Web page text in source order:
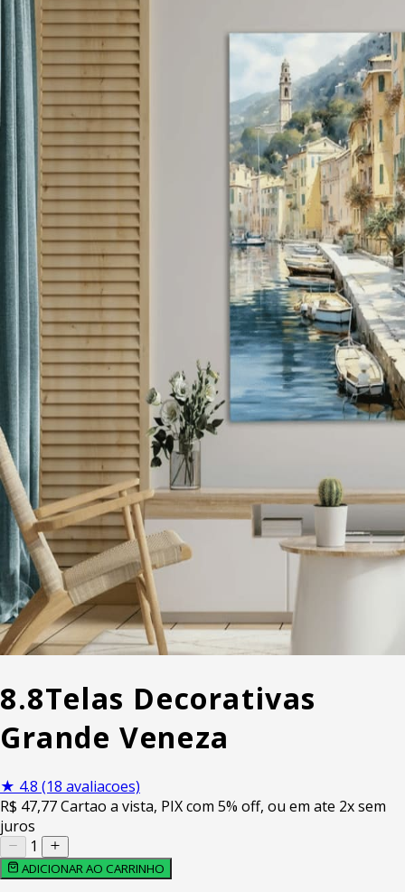
8.8Telas Decorativas
Grande Veneza
★ 4.8 (18 avaliacoes)
R$ 47,77Cartao a vista, PIX com 5% off, ou em ate 2x sem
juros
1
ADICIONAR AO CARRINHO